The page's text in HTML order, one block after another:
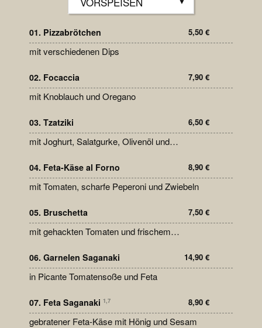
01. Pizzabrötchen 5,50 €
mit verschiedenen Dips
02. Focaccia 7,90 €
mit Knoblauch und Oregano
03. Tzatziki 6,50 €
mit Joghurt, Salatgurke, Olivenöl und
04. Feta-Käse al Forno 8,90 €
mit Tomaten, scharfe Peperoni und Zwiebeln
05. Bruschetta 7,50 €
mit gehackten Tomaten und frischem
06. Garnelen Saganaki 14,90 €
in Picante Tomatensoße und Feta
07. Feta Saganaki 1,7 8,90 €
gebratener Feta-Käse mit Hönig und Sesam